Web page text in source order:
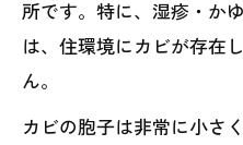
所です。特に、湿疹・か
は、住環境にカビが存在
ん。
カビの胞子は非常に小さ